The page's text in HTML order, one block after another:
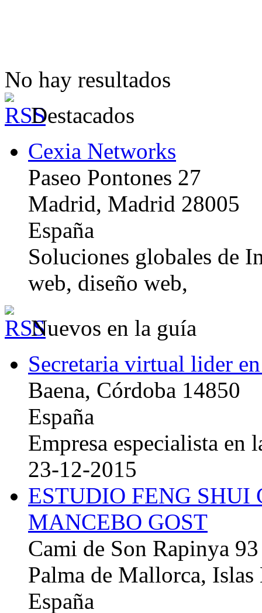
No hay resultados
Destacados
Cexia Networks
Paseo Pontones 27
Madrid, Madrid 28005
España
Soluciones globales de
web, diseño web,
Nuevos en la guía
Secretaria virtual lider
Baena, Córdoba 14850
España
Empresa especialista en
23-12-2015
ESTUDIO FENG
MANCEBO GOST
Cami de Son Rapinya 93
Palma de Mallorca, Islas
España